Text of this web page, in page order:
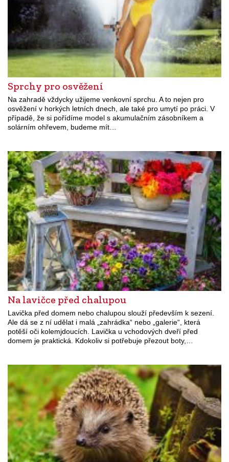
Sprchy pro osvěžení
Na zahradě vždycky užijeme venkovní sprchu. A to nejen pro
osvěžení v horkých letních dnech, ale také pro umytí po práci. V
případě, že si pořídíme model s akumulačním zásobníkem a
solárním ohřevem, budeme mít…
Na lavičce před chalupou
Lavička před domem nebo chalupou slouží především k sezení.
Ale dá se z ní udělat i malá „zahrádka“ nebo „galerie“, která
potěší oči kolemjdoucích. Lavička u vchodových dveří před
domem je praktická. Kdokoliv si potřebuje přezout boty,…